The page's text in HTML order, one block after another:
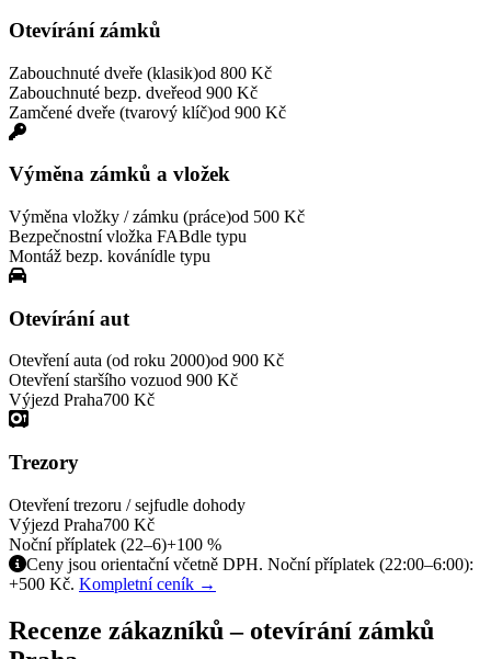
Otevírání zámků
Zabouchnuté dveře (klasik)od 800 Kč
Zabouchnuté bezp. dveřeod 900 Kč
Zamčené dveře (tvarový klíč)od 900 Kč
Výměna zámků a vložek
Výměna vložky / zámku (práce)od 500 Kč
Bezpečnostní vložka FABdle typu
Montáž bezp. kovánídle typu
Otevírání aut
Otevření auta (od roku 2000)od 900 Kč
Otevření staršího vozuod 900 Kč
Výjezd Praha700 Kč
Trezory
Otevření trezoru / sejfudle dohody
Výjezd Praha700 Kč
Noční příplatek (22–6)+100 %
Ceny jsou orientační včetně DPH. Noční příplatek (22:00–6:00):
+500 Kč. Kompletní ceník →
Recenze zákazníků – otevírání zámků